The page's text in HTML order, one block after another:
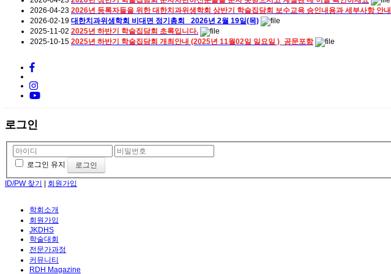
2026-04-23 2026년 등록자들을 위한 대한치과위생학회 상반기 학술집담회 보수교육 승인내용과 세부사항 안내
2026-02-19 대한치과위생학회 비대면 정기총회_ 2026년 2월 19일(목)
2025-11-02 2025년 하반기 학술집담회 초록입니다.
2025-10-15 2025년 하반기 학술집담회 개최안내 (2025년 11월02일 일요일 )_공문포함
로그인
로그인 유지
ID/PW 찾기 회원가입
학회소개
회원가입
JKDHS
학술대회
전문가과정
커뮤니티
RDH Magazine